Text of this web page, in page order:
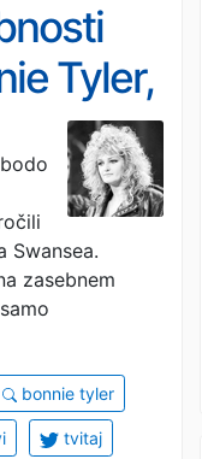
Tyler,
Swansea.
zasebnem
bonnie tyler
tvitaj